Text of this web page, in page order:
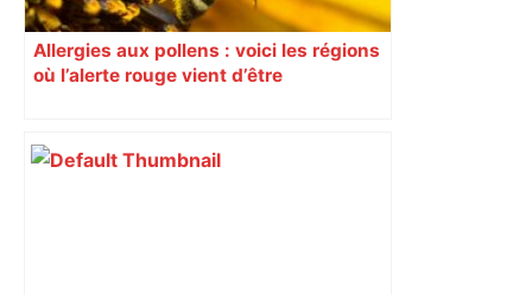
Allergies aux pollens : voici les régions
où l’alerte rouge vient d’être